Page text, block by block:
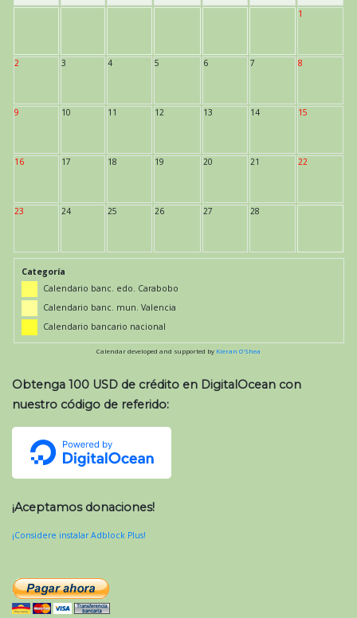
1
2 3 4 5 6 7 8
9 10 11 12 13 14 15
16 17 18 19 20 21 22
23 24 25 26 27 28
Categoría
Calendario banc. edo. Carabobo
Calendario banc. mun. Valencia
Calendario bancario nacional
Calendar developed and supported by Kieran O'Shea
Obtenga 100 USD de crédito en DigitalOcean con
nuestro código de referido:
¡Aceptamos donaciones!
¡Considere instalar Adblock Plus!